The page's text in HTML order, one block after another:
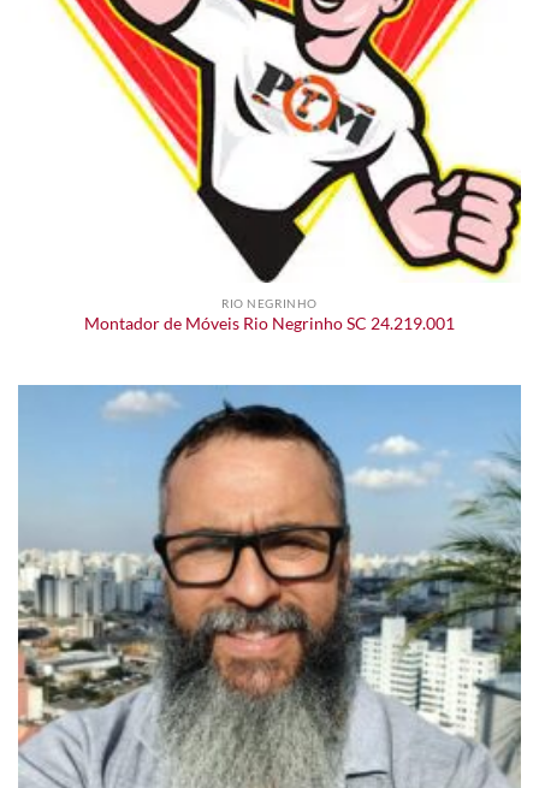
RIO NEGRINHO
Montador de Móveis Rio Negrinho SC 24.219.001